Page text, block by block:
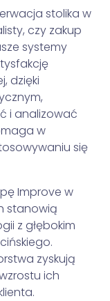
stolika w
czy zakup
systemy
dzięki
i analizować
w
się
Improve w
stanowią
z głębokim
zyskują
ich